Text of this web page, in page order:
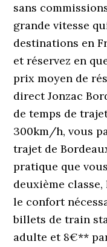
sans
grande vitesse
destinations en
et réservez en
prix moyen de
direct Jonzac
de temps de
300km/h, vous
trajet de
pratique que
deuxième
le confort
billets de train
adulte et 8€**